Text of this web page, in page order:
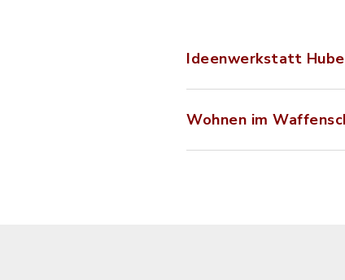
Ideenwerkstatt
Wohnen im